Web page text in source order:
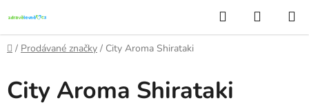
na
obsah
Hledat
KOŠÍK
Domů
/ Prodávané značky / City Aroma Shirataki
City Aroma Shirataki